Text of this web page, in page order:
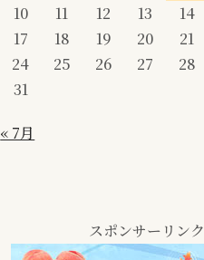
10
11 12 13 14
17
18 19 20 21
24
25 26 27 28
31
« 7月
スポンサーリンク